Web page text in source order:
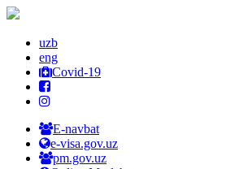
uzb
eng
Covid-19
E-navbat
e-visa.gov.uz
pm.gov.uz